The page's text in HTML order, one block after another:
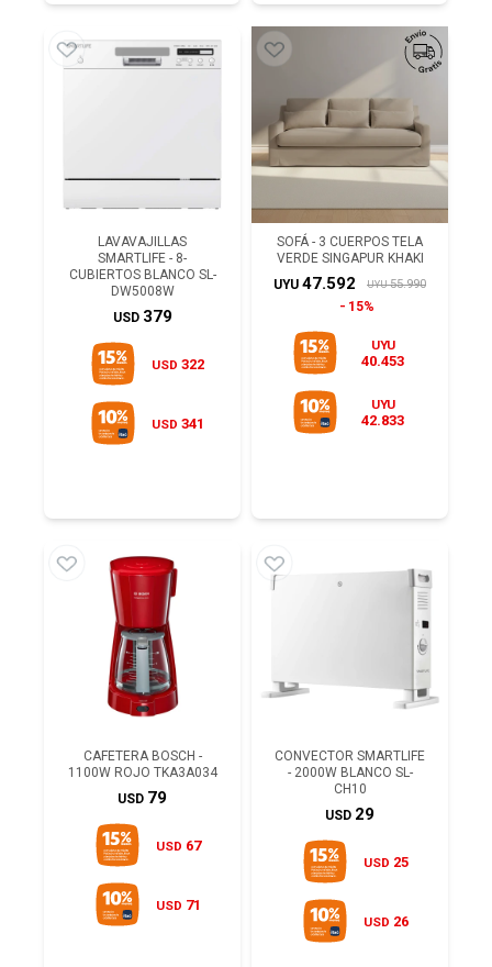
LAVAVAJILLAS
SMARTLIFE - 8-
CUBIERTOS BLANCO SL-
DW5008W
USD 379
USD 322
USD 341
SOFÁ - 3 CUERPOS TELA
VERDE SINGAPUR KHAKI
UYU 47.592 UYU 55.990
15%
UYU
40.453
UYU
42.833
CAFETERA BOSCH -
1100W ROJO TKA3A034
USD 79
USD 67
USD 71
CONVECTOR SMARTLIFE
- 2000W BLANCO SL-
CH10
USD 29
USD 25
USD 26